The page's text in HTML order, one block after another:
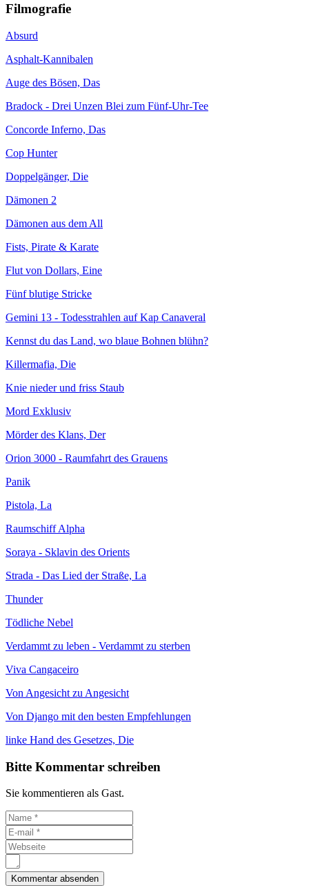
Filmografie
Absurd
Asphalt-Kannibalen
Auge des Bösen, Das
Bradock - Drei Unzen Blei zum Fünf-Uhr-Tee
Concorde Inferno, Das
Cop Hunter
Doppelgänger, Die
Dämonen 2
Dämonen aus dem All
Fists, Pirate & Karate
Flut von Dollars, Eine
Fünf blutige Stricke
Gemini 13 - Todesstrahlen auf Kap Canaveral
Kennst du das Land, wo blaue Bohnen blühn?
Killermafia, Die
Knie nieder und friss Staub
Mord Exklusiv
Mörder des Klans, Der
Orion 3000 - Raumfahrt des Grauens
Panik
Pistola, La
Raumschiff Alpha
Soraya - Sklavin des Orients
Strada - Das Lied der Straße, La
Thunder
Tödliche Nebel
Verdammt zu leben - Verdammt zu sterben
Viva Cangaceiro
Von Angesicht zu Angesicht
Von Django mit den besten Empfehlungen
linke Hand des Gesetzes, Die
Bitte Kommentar schreiben
Sie kommentieren als Gast.